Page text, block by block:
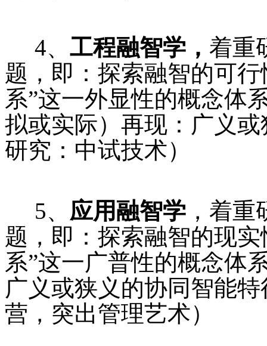
4、 工程融智学， 着重
题，即：探索融智的可
系”这一外显性的概念体
拟或实际）再现：广义
研究：中试技术）
5、 应用融智学 ，着
题，即：探索融智的现
系”这一广普性的概念体
广义或狭义的协同智能
营，突出管理艺术）